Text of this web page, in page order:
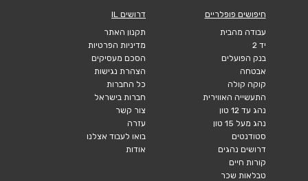
חיפושים פופלריים
עבודה מהבית
יד 2
בנק הפועלים
אבטחה
קוקה קולה
התעשייה האווירית
נהג עד 12 טון
נהג מעל 15 טון
סטודנטים
דרושים נהגים
קורות חיים
טבלאות שכר
דרושים IL
תקנון האתר
מדיניות הפרטיות
הסכם מעסיקים
הצהרת נגישות
כל החברות
חברות בישראל
צור קשר
עזרה
בואו לעבוד אצלנו
אודות